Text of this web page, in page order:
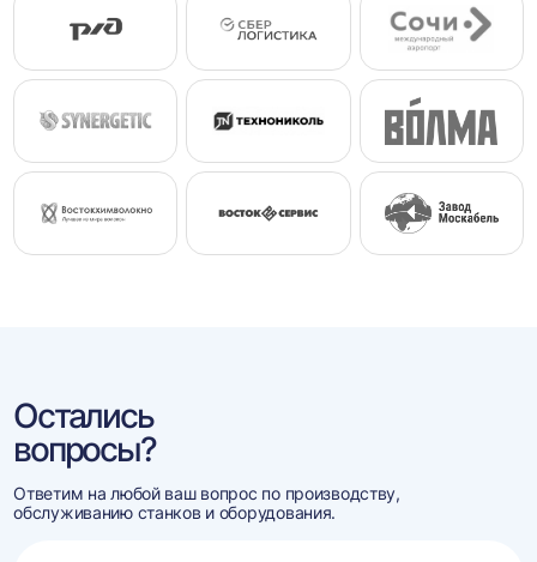
Остались
вопросы?
Ответим на любой ваш вопрос по производству,
обслуживанию станков и оборудования.